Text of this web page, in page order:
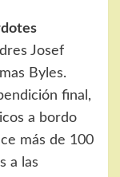
Josef
Byles.
final,
a bordo
más de 100
a las